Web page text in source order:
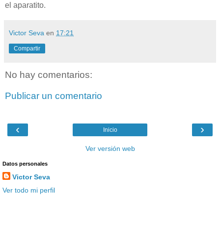
el aparatito.
Victor Seva en 17:21
Compartir
No hay comentarios:
Publicar un comentario
‹ ›
Inicio
Ver versión web
Datos personales
Victor Seva
Ver todo mi perfil